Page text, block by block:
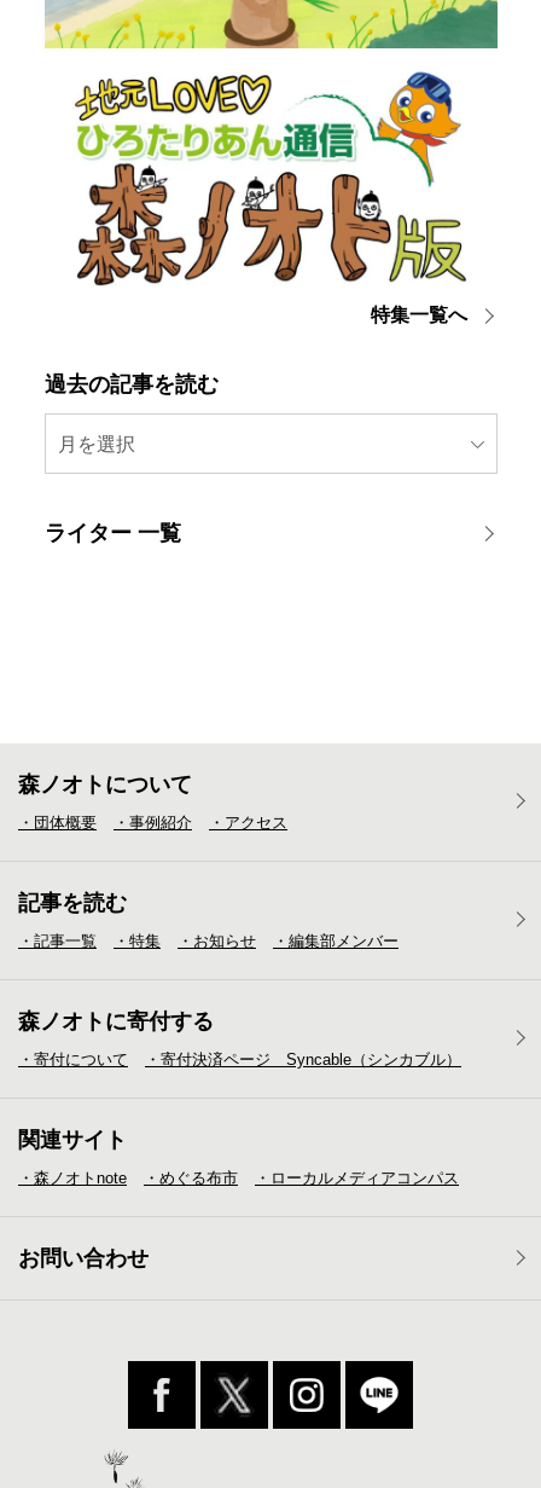
特集一覧へ
過去の記事を読む
月を選択
ライター 一覧
森ノオトについて
・団体概要 ・事例紹介 ・アクセス
記事を読む
・記事一覧 ・特集 ・お知らせ ・編集部メンバー
森ノオトに寄付する
・寄付について ・寄付決済ページ Syncable（シンカブル）
関連サイト
・森ノオトnote ・めぐる布市 ・ローカルメディア コンパス
お問い合わせ